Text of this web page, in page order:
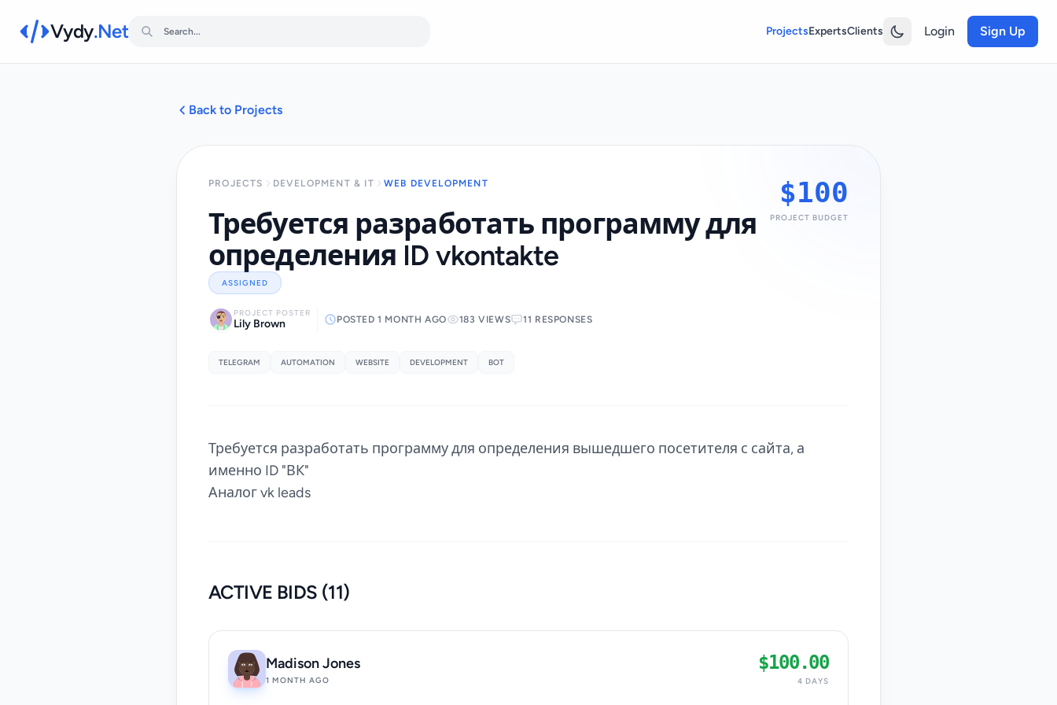
Vydy.Net ProjectsExpertsClients Login Sign Up
Back to Projects
PROJECTS DEVELOPMENT & IT WEB DEVELOPMENT
Требуется разработать программу для
определения ID vkontakte
ASSIGNED
PROJECT POSTER
Lily Brown POSTED 1 MONTH AGO 183 VIEWS 11 RESPONSES
TELEGRAM AUTOMATION WEBSITE DEVELOPMENT BOT
$100
PROJECT BUDGET
Требуется разработать программу для определения вышедшего посетителя с сайта, а
именно ID "ВК"
Аналог vk leads
ACTIVE BIDS (11)
Madison Jones
1 MONTH AGO
$100.00
4 DAYS